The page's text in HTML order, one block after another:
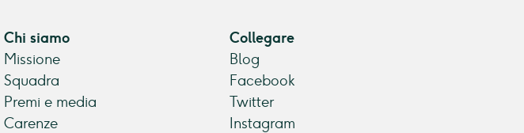
Chi siamo
Missione
Squadra
Premi e media
Carenze
Collegare
Blog
Facebook
Twitter
Instagram